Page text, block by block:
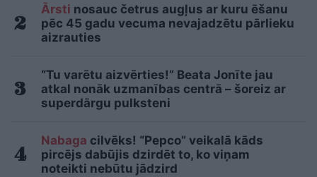
Ārsti nosauc četrus augļus ar kuru ēšanu
pēc 45 gadu vecuma nevajadzētu pārlieku
aizrauties
“Tu varētu aizvērties!” Beata Jonīte jau
atkal nonāk uzmanības centrā – šoreiz ar
superdārgu pulksteni
Nabaga cilvēks! “Pepco” veikalā kāds
pircējs dabūjis dzirdēt to, ko viņam
noteikti nebūtu jādzird